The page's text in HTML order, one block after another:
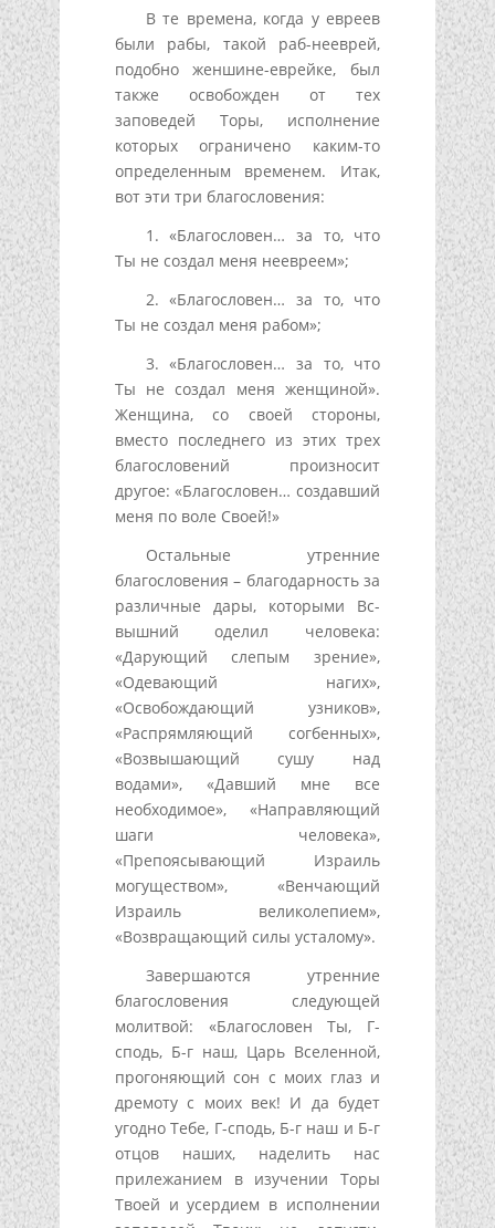
В те времена, когда у евреев
были рабы, такой раб-нееврей,
подобно женшине-еврейке, был
также освобожден от тех
заповедей Торы, исполнение
которых ограничено каким-то
определенным временем. Итак,
вот эти три благословения:
1. «Благословен… за то, что
Ты не создал меня неевреем»;
2. «Благословен… за то, что
Ты не создал меня рабом»;
3. «Благословен… за то, что
Ты не создал меня женщиной».
Женщина, со своей стороны,
вместо последнего из этих трех
благословений произносит
другое: «Благословен… создавший
меня по воле Своей!»
Остальные утренние
благословения – благодарность за
различные дары, которыми Вс-
вышний оделил человека:
«Дарующий слепым зрение»,
«Одевающий нагих»,
«Освобождающий узников»,
«Распрямляющий согбенных»,
«Возвышающий сушу над
водами», «Давший мне все
необходимое», «Направляющий
шаги человека»,
«Препоясывающий Израиль
могуществом», «Венчающий
Израиль великолепием»,
«Возвращающий силы усталому».
Завершаются утренние
благословения следующей
молитвой: «Благословен Ты, Г-
сподь, Б-г наш, Царь Вселенной,
прогоняющий сон с моих глаз и
дремоту с моих век! И да будет
угодно Тебе, Г-сподь, Б-г наш и Б-г
отцов наших, наделить нас
прилежанием в изучении Торы
Твоей и усердием в исполнении